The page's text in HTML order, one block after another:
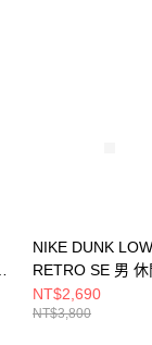
NIKE DUNK LOW
RETRO SE 男
IB2990500
NT$2,690
NT$3,800